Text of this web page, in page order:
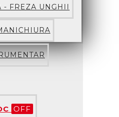
- FREZA UNGHII
OFF